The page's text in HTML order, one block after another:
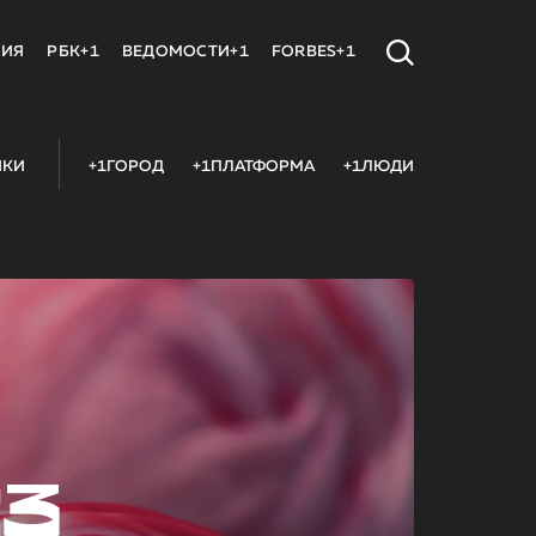
РБК+1 ВЕДОМОСТИ+1 FORBES+1
+1ГОРОД +1ПЛАТФОРМА +1ЛЮДИ